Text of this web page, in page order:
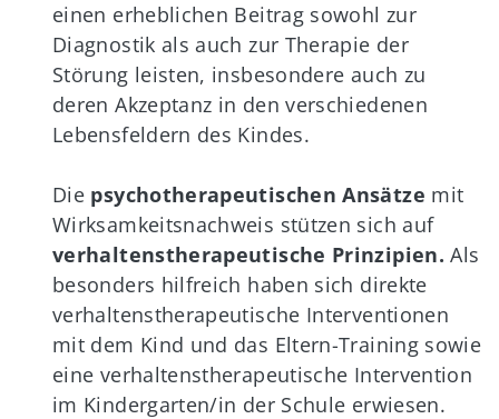
einen erheblichen Beitrag sowohl zur
Diagnostik als auch zur Therapie der
Störung leisten, insbesondere auch zu
deren Akzeptanz in den verschiedenen
Lebensfeldern des Kindes.
Die psychotherapeutischen Ansätze mit
Wirksamkeitsnachweis stützen sich auf
verhaltenstherapeutische Prinzipien. Als
besonders hilfreich haben sich direkte
verhaltenstherapeutische Interventionen
mit dem Kind und das Eltern-Training sowie
eine verhaltenstherapeutische Intervention
im Kindergarten/in der Schule erwiesen.